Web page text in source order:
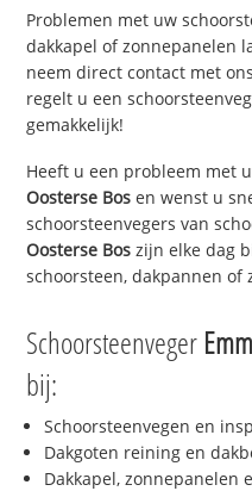
Problemen met uw
dakkapel of zonnepanelen
neem direct contact met
regelt u een
gemakkelijk!
Heeft u een probleem met
Oosterse Bos en wenst u
schoorsteenvegers van
Oosterse Bos zijn elke dag
schoorsteen, dakpannen
Schoorsteenveger
bij:
Schoorsteenvegen en
Dakgoten reining en
Dakkapel, zonnepanelen